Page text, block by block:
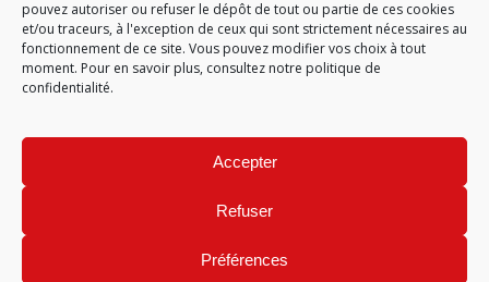
pouvez autoriser ou refuser le dépôt de tout ou partie de ces cookies
et/ou traceurs, à l'exception de ceux qui sont strictement nécessaires au
fonctionnement de ce site. Vous pouvez modifier vos choix à tout
moment. Pour en savoir plus, consultez notre politique de
confidentialité.
Accepter
Refuser
Préférences
ACCUEIL CGA PLAN DU SITE
MENTIONS LÉGALES
DONNÉES PERSONNELLES
GÉRARD PERRIER INDUSTRIE – TOUS DROITS RÉSERVÉS
Site réalisé par